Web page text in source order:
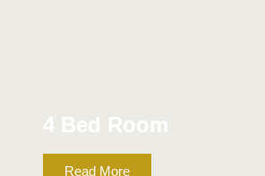
4 Bed Room
Read More